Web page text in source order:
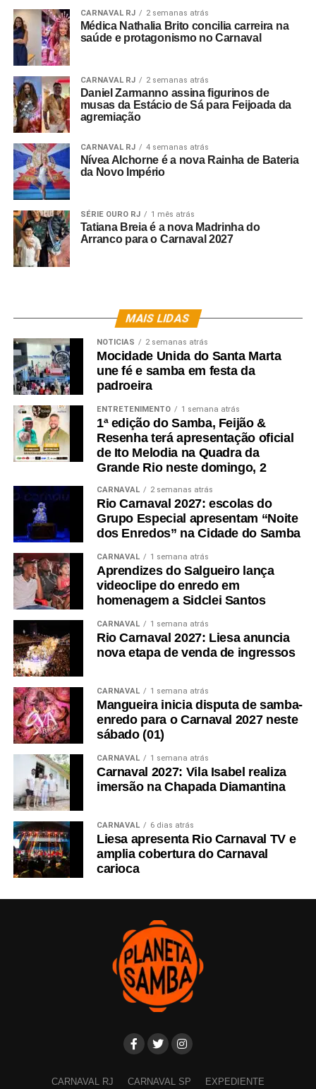
mais bela.
Utopia floresce das páginas de um livro ou das cores de
uma tela.
Os sonhos ganham vida; os fatos, poesia…
O homem desagua o seu infinito em acorde e aquarela.
•
E se é possível criar um mundo novo pelo dom da
inspiração,
Meu carnaval inaugura uma nova era,
O amor suplanta toda a escuridão.
Na aliança eterna, na amizade sincera, no poder da
união…
Sentimento puro que não tem explicação.
Que explode no peito quando vê meu Gavião
Levando em suas garras o amor de uma nação!
Que se traduz na mais genuína expressão
E se toda viagem tem que ter o seu final,
Meu samba ecoando entre as constelações
Registra nas estrelas nossas sagradas tradições:
Incondicionalmente ser Corinthians,
CARNAVAL RJ 2 semanas atrás
Médica Nathalia Brito concilia carreira na
saúde e protagonismo no Carnaval
CARNAVAL RJ 2 semanas atrás
Daniel Zarmanno assina figurinos de
musas da Estácio de Sá para Feijoada da
agremiação
CARNAVAL RJ 4 semanas atrás
Nívea Alchorne é a nova Rainha de Bateria
da Novo Império
SÉRIE OURO RJ 1 mês atrás
Tatiana Breia é a nova Madrinha do
Arranco para o Carnaval 2027
MAIS LIDAS
NOTICIAS 2 semanas atrás
Mocidade Unida do Santa Marta
une fé e samba em festa da
padroeira
ENTRETENIMENTO 1 semana atrás
1ª edição do Samba, Feijão &
Resenha terá apresentação oficial
de Ito Melodia na Quadra da
Grande Rio neste domingo, 2
CARNAVAL 2 semanas atrás
Rio Carnaval 2027: escolas do
Grupo Especial apresentam “Noite
dos Enredos” na Cidade do Samba
CARNAVAL 1 semana atrás
Aprendizes do Salgueiro lança
videoclipe do enredo em
homenagem a Sidclei Santos
CARNAVAL 1 semana atrás
Rio Carnaval 2027: Liesa anuncia
nova etapa de venda de ingressos
CARNAVAL 1 semana atrás
Mangueira inicia disputa de samba-
enredo para o Carnaval 2027 neste
sábado (01)
CARNAVAL 1 semana atrás
Carnaval 2027: Vila Isabel realiza
imersão na Chapada Diamantina
CARNAVAL 6 dias atrás
Liesa apresenta Rio Carnaval TV e
amplia cobertura do Carnaval
carioca
CARNAVAL RJ CARNAVAL SP EXPEDIENTE